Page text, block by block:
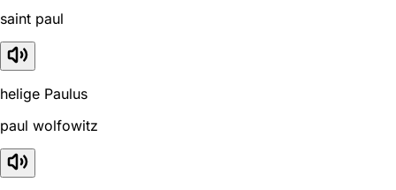
saint paul
helige Paulus
paul wolfowitz